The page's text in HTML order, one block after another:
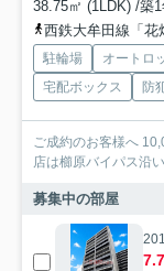
38.75㎡ (1LDK) /築
西鉄大牟田線「花
駐輪場 オートロ
宅配ボックス
防
ご成約のお客様へ
店は櫛原バイパス沿
募集中の部屋